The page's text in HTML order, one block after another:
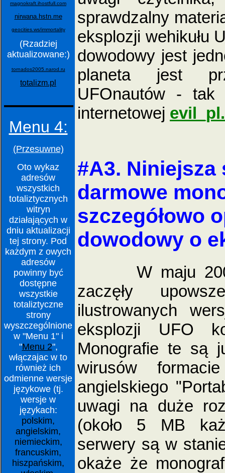
magnokraft.ihostfull.com
nirwana.hstn.me
geocities.ws/immortality
(Rzadziej
aktualizowane:)
tornados2005.narod.ru
totalizm.pl
Menu 4:
(Przesuwne)
Oto wykaz
adresów
wszystkich
totaliztycznych
witryn
działających w
dniu aktualizacji
tej strony. Pod
każdym z owych
adresów
powinny być
dostępne
wszystkie
totaliztyczne
strony
wyszczególnione
w "Menu 1" i
"Menu 2",
włączajac w to
również ich
odmienne wersje
językowe (tj.
wersje w
językach:
polskim,
angielskim,
niemieckim,
francuskim,
hiszpańskim,
sprawdzalny
eksplozji wehikułu
dowodowy jest
planeta jest
UFOnautów -
internetowej
#A3.
darmowe
szczegółowo
dowodowy o
W maju 2009
zaczęły
ilustrowanych
eksplozji UFO
Monografie te są
wirusów
angielskiego
uwagi na duże
(około 5 MB
serwery są w
okaże że